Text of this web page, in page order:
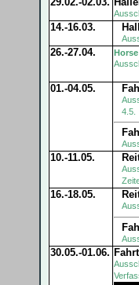
14.-16.03.
26.-27.04.
01.-04.05.
4.5.
10.-11.05.
16.-18.05.
30.05.-01.06.